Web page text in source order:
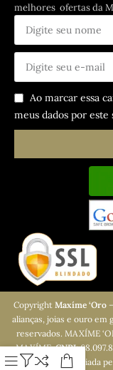
melhores ofertas da
Ao marcar essa
meus dados por este
Copyright Maxíme ‘Oro
alianças, joias e ouro em
reservados. MAXÍME
MAXÍME.CNPJ:
Gerenciada